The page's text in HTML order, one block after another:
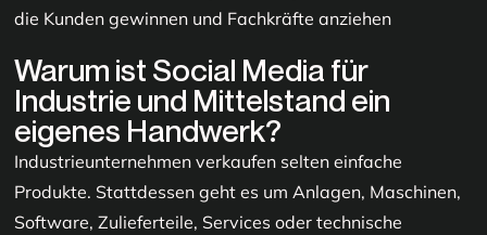
die Kunden gewinnen und Fachkräfte anziehen
Warum ist Social Media für
Industrie und Mittelstand ein
eigenes Handwerk?
Industrieunternehmen verkaufen selten einfache
Produkte. Stattdessen geht es um Anlagen, Maschinen,
Software, Zulieferteile, Services oder technische